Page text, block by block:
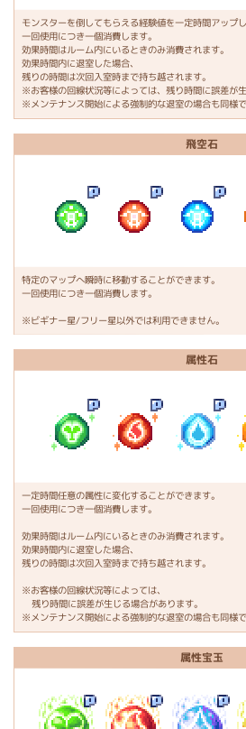
モンスターを倒してもらえる経験値を一定時間アップし
一回使用につき一個消費します。
効果時間はルーム内にいるときのみ消費されます。
効果時間内に退室した場合、
残りの時間は次回入室時まで持ち越されます。
※お客様の回線状況等によっては、残り時間に誤差が
※メンテナンス開始による強制的な退室の場合も同様で
飛空石
特定のマップへ瞬時に移動することができます。
一回使用につき一個消費します。
※ビギナー星/フリー星以外では利用できません。
属性石
一定時間任意の属性に変化することができます。
一回使用につき一個消費します。
効果時間はルーム内にいるときのみ消費されます。
効果時間内に退室した場合、
残りの時間は次回入室時まで持ち越されます。
※お客様の回線状況等によっては、
残り時間に誤差が生じる場合があります。
※メンテナンス開始による強制的な退室の場合も同様で
属性宝玉